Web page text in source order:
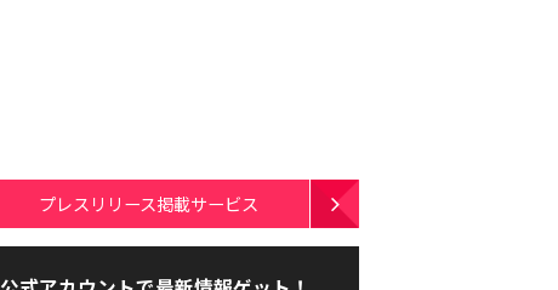
プレスリリース掲載サービス